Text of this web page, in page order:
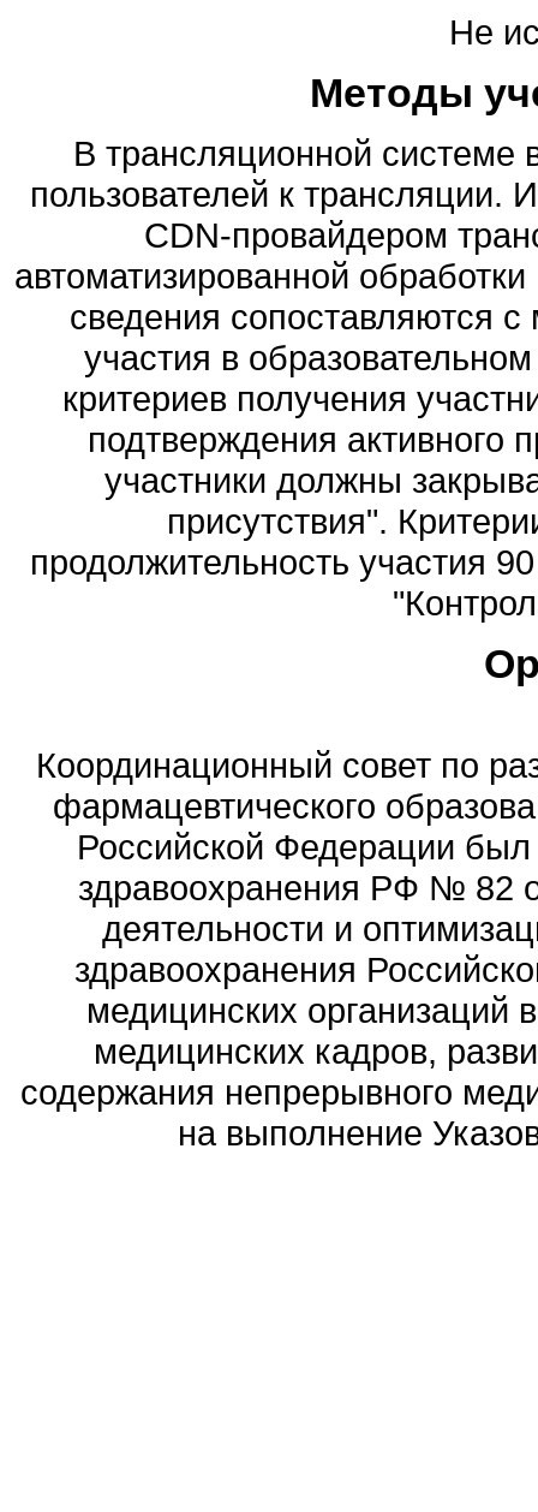
Не
Методы
В трансляционной системе
пользователей к трансляции.
CDN-провайдером
автоматизированной
сведения сопоставляются
участия в
критериев получения
подтверждения активного
участники должны
присутствия".
продолжительность участия
Координационный совет по
фармацевтического
Российской Федерации
здравоохранения РФ № 82
деятельности и
здравоохранения
медицинских
медицинских кадров,
содержания непрерывного
на выполнение